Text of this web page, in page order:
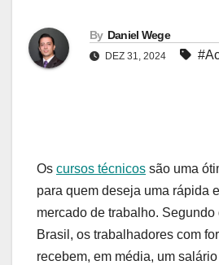
By Daniel Wege
DEZ 31, 2024
Os cursos técnicos são uma
para quem deseja uma rápida
mercado de trabalho.
Brasil, os trabalhadores com
recebem, em média, um